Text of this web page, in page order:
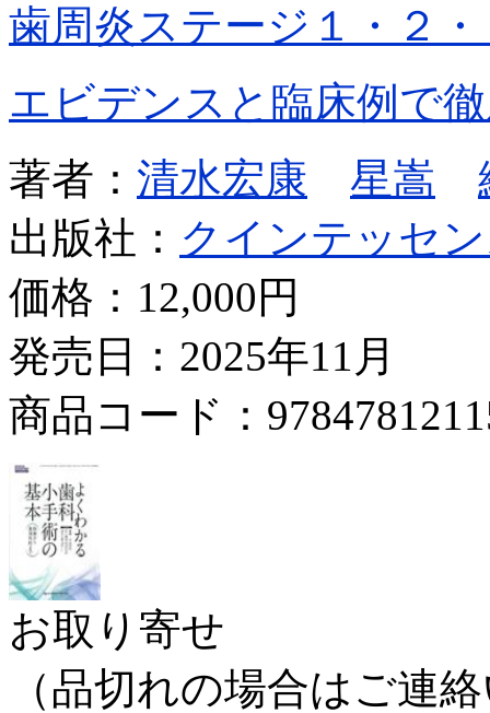
歯周炎ステージ１・２
エビデンスと臨床例で
著者： 清水宏康 星嵩
出版社： クインテッセ
価格： 12,000円
発売日：2025年11月
商品コード：
お取り寄せ
（品切れの場合はご連